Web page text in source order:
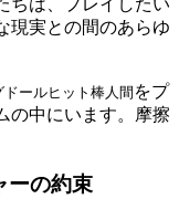
現実との間のあらゆ
ドールヒット棒人間 をプ
の中にいます。摩擦
ーの約束